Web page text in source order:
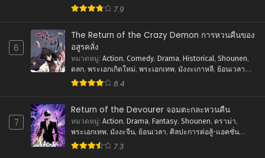
ตอนที่ 22
เมษายน 27, 2026
ตอนที่ 20
เมษายน 27, 2026
การต่อสู้-แอคชั่น,
7.9
6
The Return of the Crazy Demon การหวนคืนของ
อสูรคลั่ง
หมวดหมู่: Action, Comedy, Drama, Historical, Shounen,
ตลก, พระเอกเกิดใหม่, พระเอกเทพ, มังงะเกาหลี, ย้อนเวลา,
ศิลปะการต่อสู้-แอคชั่น
8.4
7
Return of the Devourer จอมตะกละหวนคืน
หมวดหมู่: Action, Drama, Fantasy, Shounen, ดราม่า,
พระเอกเทพ, มังงะจีน, ย้อนเวลา, ศิลปะการต่อสู้-แอคชั่น,
แฟนตาซี
7.3